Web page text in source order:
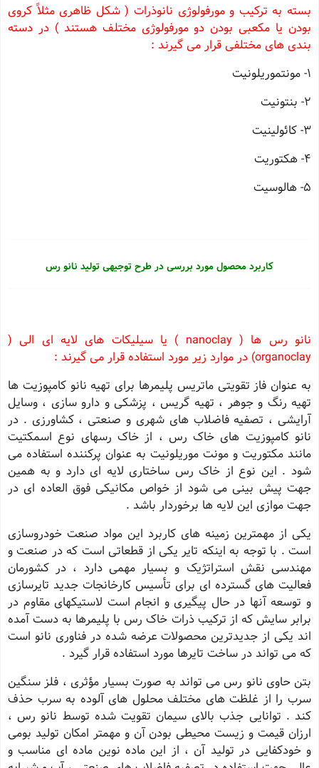
بسته به ترکیب و مورفولوژی نانوذرات ( شکل ظاهری مثلاً کروی
بودن یا مکعبی بودن دو مورفولوژی مختلف هستند ) در دسته
بندی های مختلفی قرار می گیرند :
1- مونتموریلونیت
2- بنتونیت
3- کائولینیت
4- هکتوریت
5- هالوسیت
کاربرد محصول مورد بررسی در طرح توجیهی تولید نانو رس
نانو رس ها ( nanoclay ) یا سیلیکات های لایه ای الی (
organoclay) در موارد زیر مورد استفاده قرار می گیرند :
به عنوان فاز تقویتی ماتریس پلیمرها برای تهیه نانو کامپوزیت ها
تهیه رنگ و جوهر ، تهیه گریس ، پزشکی و دارو سازی ، وسایل
آرایشی ، تصفیه فاضلاب های شهری و صنعتی ، کشاورزی . در
نانو کامپوزیت های خاک رس ، از خاک رسهای نوع اسمکتیت
مانند مکتوریت و مونت موریلونیت به عنوان پرکننده استفاده می
شود . این نوع از خاک رس ساختاری لایه ای دارد و به همین
جهت پیش بینی می شود از خواص مکانیکی فوق العاده ای در
جهت موازی این لایه ها برخوردار باشد .
یکی از مهمترین زمینه های کاربرد این مواد صنعت خودروسازی
است . با توجه به اینکه تایر یکی از قطعاتی است که در صنعت و
مهندسی نقش استراتژیک و بسیار مهمی دارد ، در کشورمان
فعالیت های گسترده ای برای تأسیس کارخانجات جدید تایرسازی
و توسعه آنها در حال پیگیری و انجام است لاستیکهای مقاوم در
برابر سایش که از ترکیب ذرات خاک رس با پلیمرها به دست آمده
اند یکی از جدیدترین محصولات عرضه شده در فناوری نانو است
که می تواند در ساخت تایرها مورد استفاده قرار گیرد .
بتن حاوی نانو رس می تواند به صورت بسیار مؤثری ، فلز سنگین
سرب را از غلظت های مختلف محلول های آلوده به سرب حذف
کند . توانایی جذب بالای سیمان تقویت شده توسط نانو رس ،
ارزان قیمت و زیست محیطی بودن آن و مهمتر امکان تولید بومی
و خودکفایی در تولید آن ، از این ماده نوین ماده ای مناسب و